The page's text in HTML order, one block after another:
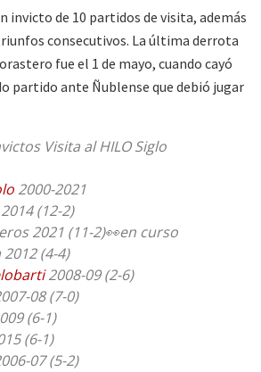
invicto de 10 partidos de visita, además
consecutivos. La última derrota
fue el 1 de mayo, cuando cayó
partido ante Ñublense que debió jugar
Visita al HILO Siglo
2000-2021
(12-2)
2021 (11-2)👀en curso
(4-4)
2008-09 (2-6)
08 (7-0)
(6-1)
(6-1)
07 (5-2)